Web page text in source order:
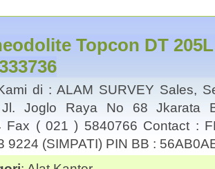
Topcon DT
di : ALAM SURVEY Sales,
Jl. Joglo Raya No 68 Jkarata
Fax ( 021 ) 5840766 Contact :
9224 (SIMPATI) PIN BB :